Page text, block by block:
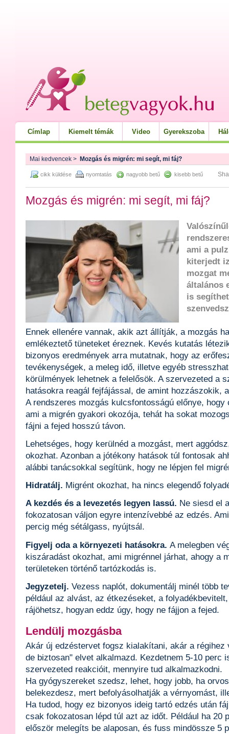
Címlap Kiemelt témák Video Gyerekszoba
Mai kedvencek > Mozgás és migrén: mi segít, mi fáj?
cikk küldése nyomtatás nagyobb betű kisebb betű
Mozgás és migrén: mi segít, mi fáj?
ami a
kiterjedt
mozgat
általános
is
Ennek ellenére vannak, akik azt állítják, a mozgás
emlékeztető tüneteket éreznek. Kevés kutatás
bizonyos eredmények arra mutatnak, hogy az
tevékenységek, a meleg idő, illetve egyéb
körülmények lehetnek a felelősök. A szervezeted a
hatásokra reagál fejfájással, de amint hozzászokik,
A rendszeres mozgás kulcsfontosságú előnye,
ami a migrén gyakori okozója, tehát ha sokat
fájni a fejed hosszú távon.
Lehetséges, hogy kerülnéd a mozgást, mert
okozhat. Azonban a jótékony hatások túl fontosak
alábbi tanácsokkal segítünk, hogy ne lépjen fel
Hidratálj. Migrént okozhat, ha nincs elegendő
A kezdés és a levezetés legyen lassú. Ne siesd el
fokozatosan váljon egyre intenzívebbé az edzés.
percig még sétálgass, nyújtsál.
Figyelj oda a környezeti hatásokra. A melegben
kiszáradást okozhat, ami migrénnel járhat, ahogy a
területeken történő tartózkodás is.
Jegyzetelj. Vezess naplót, dokumentálj minél több
például az alvást, az étkezéseket, a
rájöhetsz, hogyan eddz úgy, hogy ne fájjon a fejed.
Lendülj mozgásba
Akár új edzéstervet fogsz kialakítani, akár a régihez
de biztosan" elvet alkalmazd. Kezdetnem 5-10 perc
szervezeted reakcióit, mennyire tud alkalmazkodni.
Ha gyógyszereket szedsz, lehet, hogy jobb, ha
belekezdesz, mert befolyásolhatják a vérnyomást,
Ha tudod, hogy ez bizonyos ideig tartó edzés után
csak fokozatosan lépd túl azt az időt. Például ha 20
először melegíts be alaposan, és fuss mindössze 5